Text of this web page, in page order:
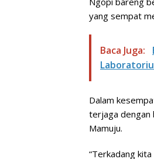
yang sempat
Baca Juga:
Dalam
terjaga dengan
Mamuju.
“Terkadang